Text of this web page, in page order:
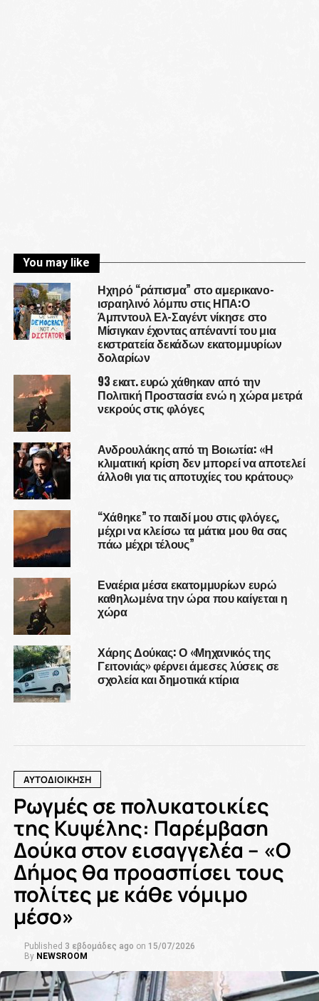
You may like
Ηχηρό “ράπισμα” στο αμερικανο-
ισραηλινό λόμπυ στις ΗΠΑ:Ο
Άμπντουλ Ελ-Σαγέντ νίκησε στο
Μίσιγκαν έχοντας απέναντί του μια
εκστρατεία δεκάδων εκατομμυρίων
δολαρίων
93 εκατ. ευρώ χάθηκαν από την
Πολιτική Προστασία ενώ η χώρα μετρά
νεκρούς στις φλόγες
Ανδρουλάκης από τη Βοιωτία: «Η
κλιματική κρίση δεν μπορεί να αποτελεί
άλλοθι για τις αποτυχίες του κράτους»
“Χάθηκε” το παιδί μου στις φλόγες,
μέχρι να κλείσω τα μάτια μου θα σας
πάω μέχρι τέλους”
Εναέρια μέσα εκατομμυρίων ευρώ
καθηλωμένα την ώρα που καίγεται η
χώρα
Χάρης Δούκας: Ο «Μηχανικός της
Γειτονιάς» φέρνει άμεσες λύσεις σε
σχολεία και δημοτικά κτίρια
ΑΥΤΟΔΙΟΙΚΗΣΗ
Ρωγμές σε πολυκατοικίες
της Κυψέλης: Παρέμβαση
Δούκα στον εισαγγελέα – «Ο
Δήμος θα προασπίσει τους
πολίτες με κάθε νόμιμο
μέσο»
Published 3 εβδομάδες ago on 15/07/2026
By NEWSROOM